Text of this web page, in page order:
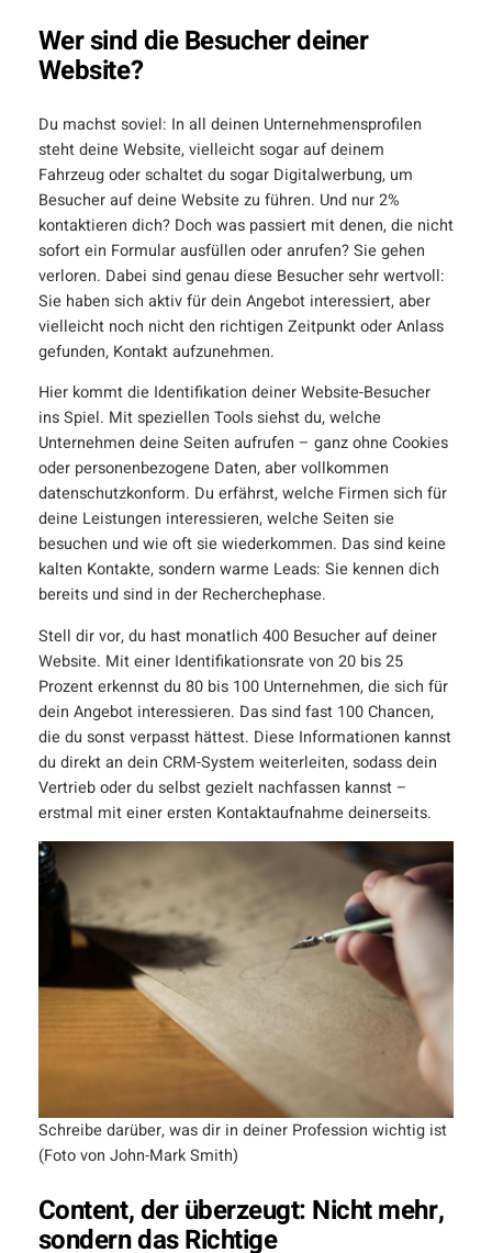
Wer sind die Besucher deiner
Website?
Du machst soviel: In all deinen Unternehmensprofilen
steht deine Website, vielleicht sogar auf deinem
Fahrzeug oder schaltet du sogar Digitalwerbung, um
Besucher auf deine Website zu führen. Und nur 2%
kontaktieren dich? Doch was passiert mit denen, die nicht
sofort ein Formular ausfüllen oder anrufen? Sie gehen
verloren. Dabei sind genau diese Besucher sehr wertvoll:
Sie haben sich aktiv für dein Angebot interessiert, aber
vielleicht noch nicht den richtigen Zeitpunkt oder Anlass
gefunden, Kontakt aufzunehmen.
Hier kommt die Identifikation deiner Website-Besucher
ins Spiel. Mit speziellen Tools siehst du, welche
Unternehmen deine Seiten aufrufen – ganz ohne Cookies
oder personenbezogene Daten, aber vollkommen
datenschutzkonform. Du erfährst, welche Firmen sich für
deine Leistungen interessieren, welche Seiten sie
besuchen und wie oft sie wiederkommen. Das sind keine
kalten Kontakte, sondern warme Leads: Sie kennen dich
bereits und sind in der Recherchephase.
Stell dir vor, du hast monatlich 400 Besucher auf deiner
Website. Mit einer Identifikationsrate von 20 bis 25
Prozent erkennst du 80 bis 100 Unternehmen, die sich für
dein Angebot interessieren. Das sind fast 100 Chancen,
die du sonst verpasst hättest. Diese Informationen kannst
du direkt an dein CRM-System weiterleiten, sodass dein
Vertrieb oder du selbst gezielt nachfassen kannst –
erstmal mit einer ersten Kontaktaufnahme deinerseits.
Schreibe darüber, was dir in deiner Profession wichtig ist
(Foto von John-Mark Smith)
Content, der überzeugt: Nicht mehr,
sondern das Richtige